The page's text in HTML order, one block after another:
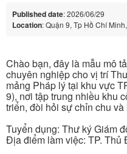
Published date: 2026/06/29
Location: Quận 9, Tp Hồ Chí
Chào bạn, đây là mẫu mô
chuyên nghiệp cho vị trí
mảng Pháp lý tại khu vực
9), nơi tập trung nhiều khu
triển, đòi hỏi sự chỉn chu
Tuyển dụng: Thư ký Giám
Địa điểm làm việc: TP. Thủ